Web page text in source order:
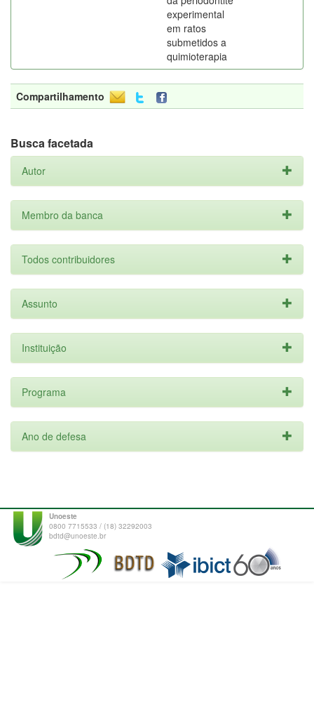
experimental
em ratos
submetidos a
quimioterapia
Compartilhamento
Busca facetada
Autor
Membro da banca
Todos contribuidores
Assunto
Instituição
Programa
Ano de defesa
Unoeste
0800 7715533 / (18) 32292003
bdtd@unoeste.br